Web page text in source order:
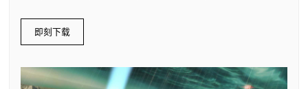
即刻下载